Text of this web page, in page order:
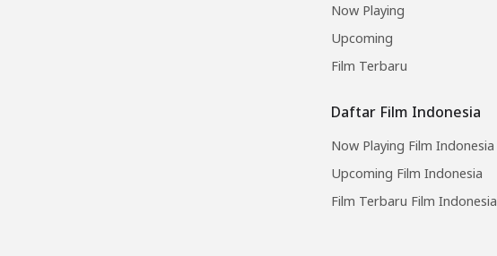
Now Playing
Upcoming
Film Terbaru
Daftar Film Indonesia
Now Playing Film Indonesia
Upcoming Film Indonesia
Film Terbaru Film Indonesia